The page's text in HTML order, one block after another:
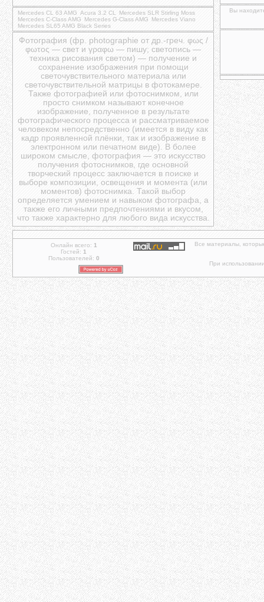
Mercedes CL 63 AMG Acura 3.2 CL
Mercedes SLR Stirling Moss
Mercedes C-Class AMG
Mercedes G-Class AMG
Mercedes Viano
Mercedes SL65 AMG Black Series
Фотография (фр. photographie от др.-греч. φως /
φωτος — свет и γραφω — пишу; светопись —
техника рисования светом) — получение и
сохранение изображения при помощи
светочувствительного материала или
светочувствительной матрицы в фотокамере.
Также фотографией или фотоснимком, или
просто снимком называют конечное
изображение, полученное в результате
фотографического процесса и рассматриваемое
человеком непосредственно (имеется в виду как
кадр проявленной плёнки, так и изображение в
электронном или печатном виде). В более
широком смысле, фотография — это искусство
получения фотоснимков, где основной
творческий процесс заключается в поиске и
выборе композиции, освещения и момента (или
моментов) фотоснимка. Такой выбор
определяется умением и навыком фотографа, а
также его личными предпочтениями и вкусом,
что также характерно для любого вида искусства.
Вы
Онлайн всего: 1
Гостей: 1
Пользователей: 0
Все материалы,
При